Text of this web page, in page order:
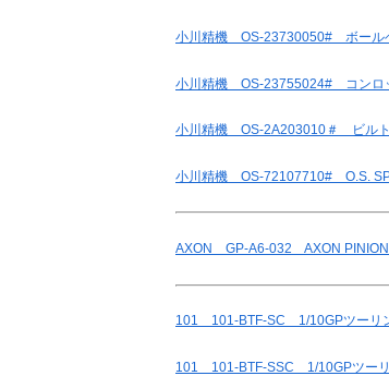
小川精機 OS-23730050# ボール
小川精機 OS-23755024# コンロ
小川精機 OS-2A203010＃ ビル
小川精機 OS-72107710# O.S.
AXON GP-A6-032 AXON PINION
101 101-BTF-SC 1/10GPツーリ
101 101-BTF-SSC 1/10GPツーリ